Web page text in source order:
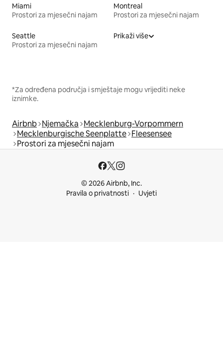
Miami
Prostori za mjesečni najam
Montreal
Prostori za mjesečni najam
Seattle
Prostori za mjesečni najam
Prikaži više
*Za određena područja i smještaje mogu vrijediti neke
iznimke.
Airbnb Njemačka Mecklenburg-Vorpommern
Mecklenburgische Seenplatte Fleesensee
Prostori za mjesečni najam
© 2026 Airbnb, Inc.
Pravila o privatnosti
Uvjeti